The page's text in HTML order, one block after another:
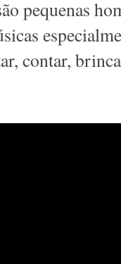
pequenas
contar,